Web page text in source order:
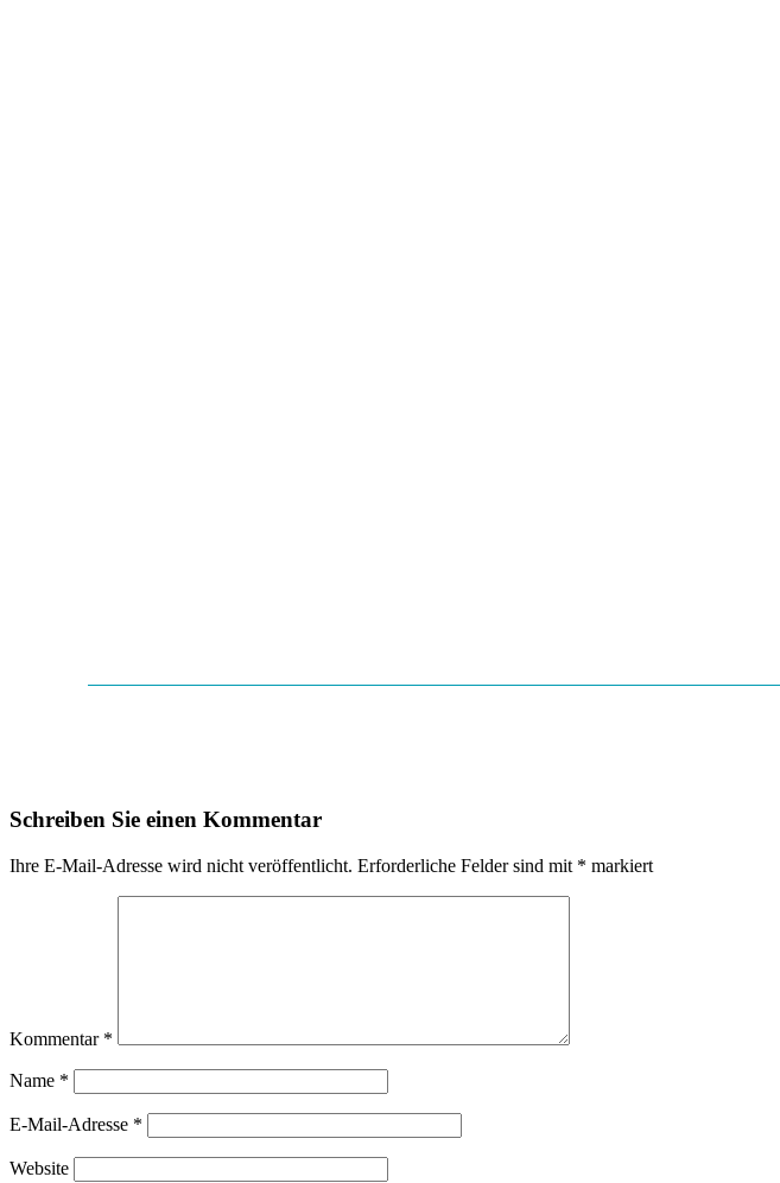
Schreiben Sie einen Kommentar
Ihre E-Mail-Adresse wird nicht veröffentlicht. Erforderliche Felder sind mit * markiert
Kommentar *
Name *
E-Mail-Adresse *
Website